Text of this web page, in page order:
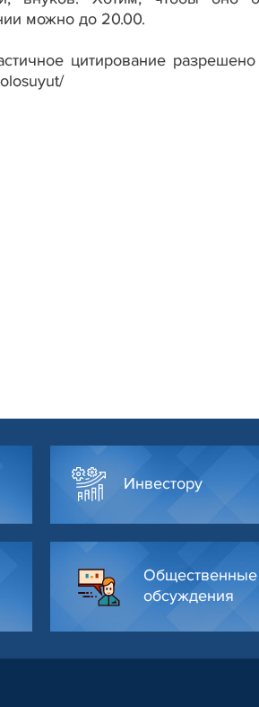
можно до 20.00.
цитирование
Инвестору
Общественные
обсуждения